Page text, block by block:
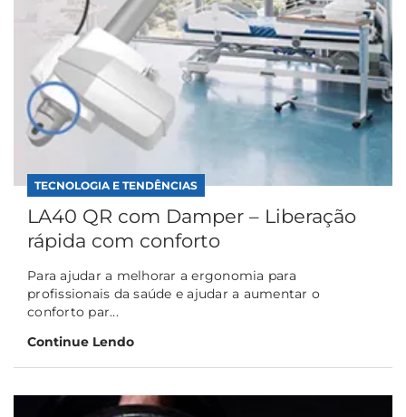
TECNOLOGIA E TENDÊNCIAS
LA40 QR com Damper – Liberação
rápida com conforto
Para ajudar a melhorar a ergonomia para
profissionais da saúde e ajudar a aumentar o
conforto par...
Continue Lendo